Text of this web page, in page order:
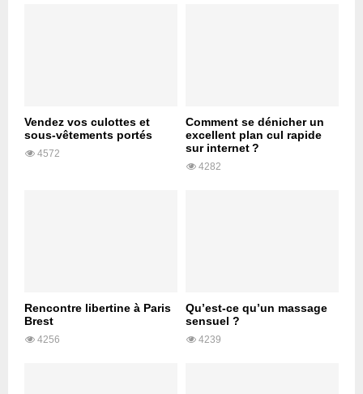
Vendez vos culottes et
sous-vêtements portés
4572
Comment se dénicher un
excellent plan cul rapide
sur internet ?
4282
Rencontre libertine à Paris
Brest
4256
Qu’est-ce qu’un massage
sensuel ?
4239